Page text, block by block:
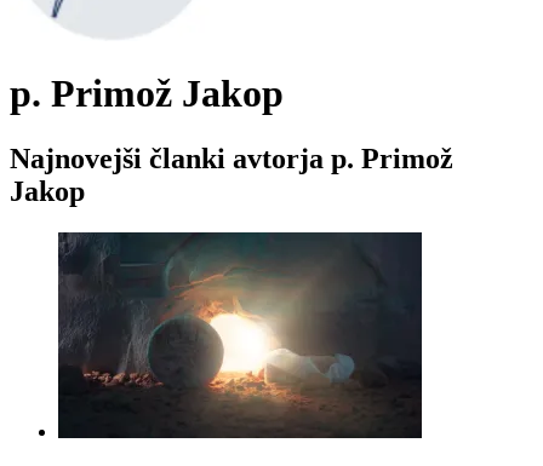
p. Primož Jakop
Najnovejši članki avtorja p. Primož
Jakop